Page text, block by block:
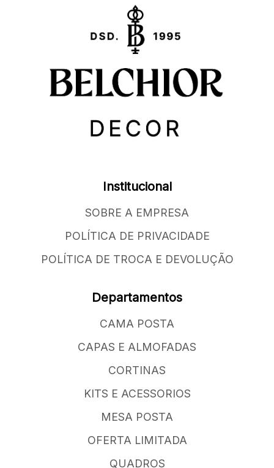
Institucional
SOBRE A EMPRESA
POLÍTICA DE PRIVACIDADE
POLÍTICA DE TROCA E DEVOLUÇÃO
Departamentos
CAMA POSTA
CAPAS E ALMOFADAS
CORTINAS
KITS E ACESSORIOS
MESA POSTA
OFERTA LIMITADA
QUADROS